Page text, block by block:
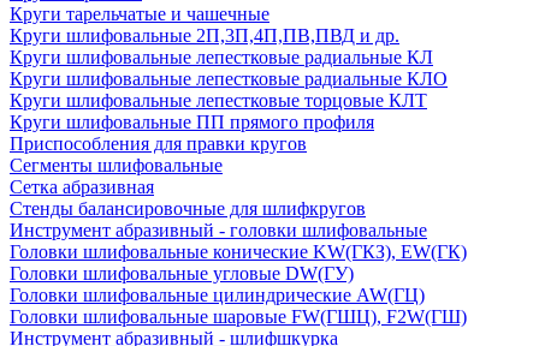
Круги тарельчатые и чашечные
Круги шлифовальные 2П,3П,4П,ПВ,ПВД и др.
Круги шлифовальные лепестковые радиальные КЛ
Круги шлифовальные лепестковые радиальные КЛО
Круги шлифовальные лепестковые торцовые КЛТ
Круги шлифовальные ПП прямого профиля
Приспособления для правки кругов
Сегменты шлифовальные
Сетка абразивная
Стенды балансировочные для шлифкругов
Инструмент абразивный - головки шлифовальные
Головки шлифовальные конические KW(ГКЗ), EW(ГК)
Головки шлифовальные угловые DW(ГУ)
Головки шлифовальные цилиндрические AW(ГЦ)
Головки шлифовальные шаровые FW(ГШЦ), F2W(ГШ)
Инструмент абразивный - шлифшкурка